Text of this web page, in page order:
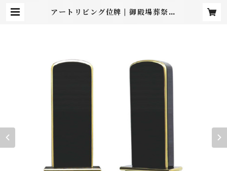
アートリビング位牌 | 御殿場葬祭／